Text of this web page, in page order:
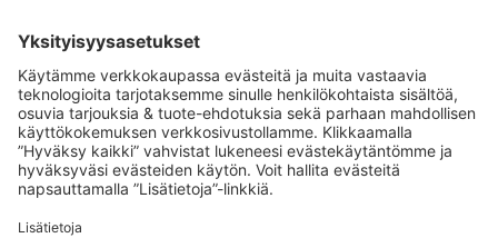
Sporttimekka – lisäravinteiden ja
urheilutarvikkeiden osaaja